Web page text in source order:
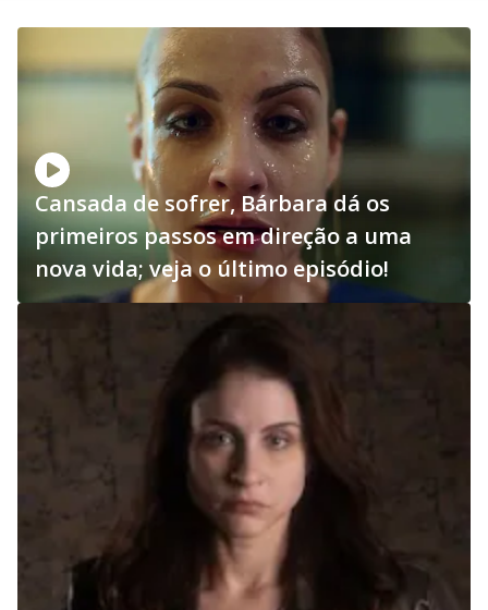
Cansada de sofrer, Bárbara dá os
primeiros passos em direção a uma
nova vida; veja o último episódio!